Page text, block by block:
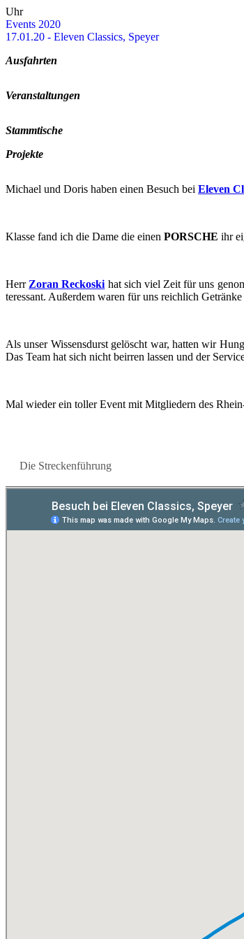
Uhr
Events 2020
17.01.20 - Ele­ven Clas­sics, Spey­er
Aus­fahr­ten
Ver­an­stal­tun­gen
Stamm­ti­sche
Pro­jek­te
Mi­cha­el und Doris haben einen Be­such bei Ele­ven
Klas­se fand ich die Dame die einen POR­SCHE ihr
Herr Zoran Reck­o­ski hat sich viel Zeit für uns
ter­es­sant. Au­ßer­dem waren für uns reich­lich
Als unser Wis­sens­durst ge­löscht war, hat­ten wir
Das Team hat sich nicht be­ir­ren las­sen und der
Mal wie­der ein tol­ler Event mit Mit­glie­dern des
Die Stre­cken­füh­rung